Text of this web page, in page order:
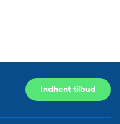
Indhent tilbud